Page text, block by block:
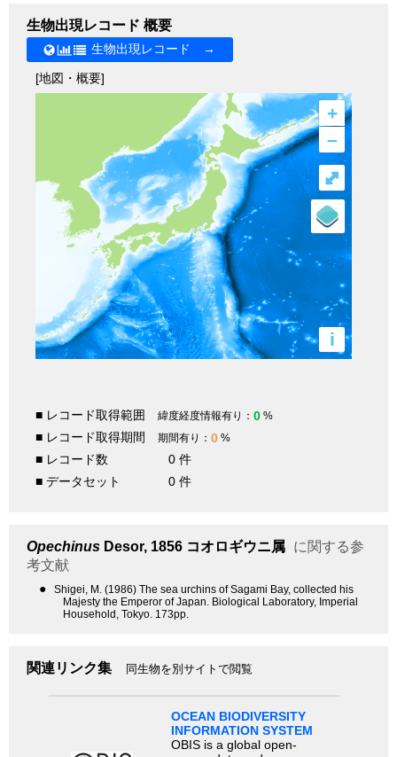
生物出現レコード 概要
生物出現レコード →
[地図・概要]
+
–
i
⤢
■ レコード取得範囲 緯度経度情報有り： 0 %
■ レコード取得期間 期間有り： 0 %
■ レコード数
0 件
■ データセット
0 件
Opechinus Desor, 1856 コオロギウニ属 に関する参
考文献
●
Shigei, M. (1986) The sea urchins of Sagami Bay, collected his
Majesty the Emperor of Japan. Biological Laboratory, Imperial
Household, Tokyo. 173pp.
関連リンク集 同生物を別サイトで閲覧
OCEAN BIODIVERSITY
INFORMATION SYSTEM
OBIS is a global open-